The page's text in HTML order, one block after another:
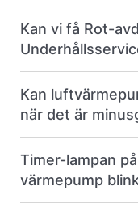
Kan vi få Rot-
Kan
när det är
Timer-lampan
värmepump